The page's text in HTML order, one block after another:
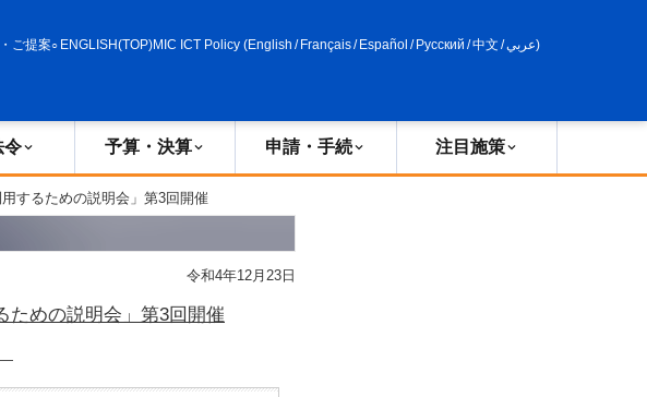
ご提案 ENGLISH(TOP)MIC ICT Policy (English / Français/ Español / Русский /中文 /عربي)
令 予算・決算 申請・手続 注目施策
するための説明会」第3回開催
令和4年12月23日
ための説明会」第3回開催
―